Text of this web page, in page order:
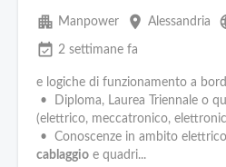
apartment Manpower place Alessandria
event_available 2 settimane fa
e logiche di funzionamento a
• Diploma, Laurea Triennale o
(elettrico, meccatronico,
• Conoscenze in ambito
cablaggio e quadri...